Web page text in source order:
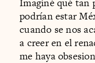
Imaginé qué tan
podrían estar
cuando se nos
a creer en el
me haya